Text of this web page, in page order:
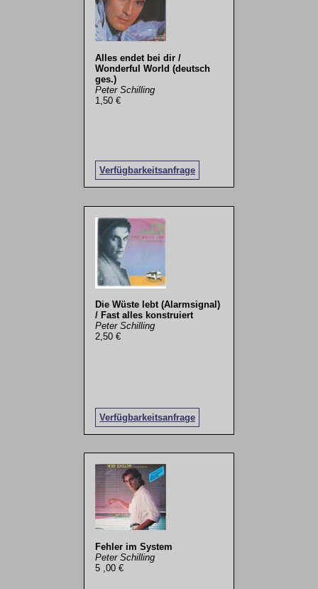
Alles endet bei dir /
Wonderful World (deutsch
ges.)
Peter Schilling
1,50 €
Verfügbarkeitsanfrage
Die Wüste lebt (Alarmsignal)
/ Fast alles konstruiert
Peter Schilling
2,50 €
Verfügbarkeitsanfrage
Fehler im System
Peter Schilling
5 ,00 €